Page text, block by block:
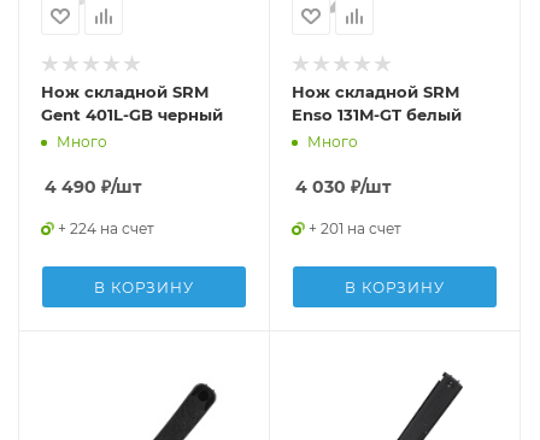
Нож складной SRM
Gent 401L-GB черный
Много
4 490 ₽/шт
+ 224 на счет
В КОРЗИНУ
Нож складной SRM
Enso 131M-GT белый
Много
4 030 ₽/шт
+ 201 на счет
В КОРЗИНУ